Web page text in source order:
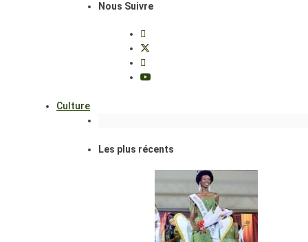
Nous Suivre
Culture
Les plus récents